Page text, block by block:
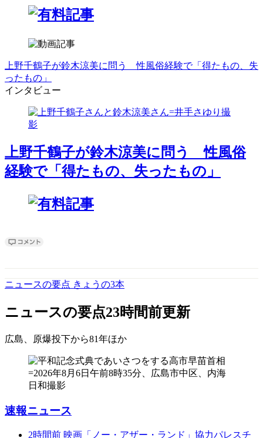
上野千鶴子が鈴木涼美に問う 性風俗経験で「得たもの、失
ったもの」
インタビュー
上野千鶴子が鈴木涼美に問う 性風俗
経験で「得たもの、失ったもの」
ニュースの要点 きょうの3本
ニュースの要点23時間前更新
広島、原爆投下から81年ほか
速報ニュース
2時間前 映画「ノー・アザー・ランド」協力パレスチ